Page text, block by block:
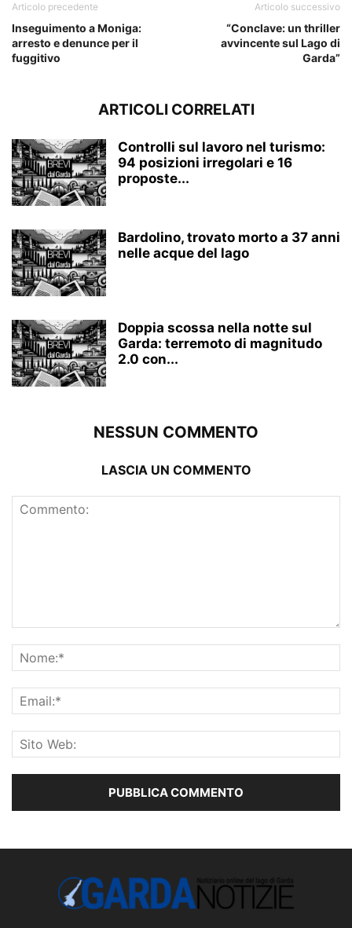
Articolo precedente
Inseguimento a Moniga:
arresto e denunce per il
fuggitivo
Articolo successivo
“Conclave: un thriller
avvincente sul Lago di
Garda”
ARTICOLI CORRELATI
Controlli sul lavoro nel turismo:
94 posizioni irregolari e 16
proposte...
Bardolino, trovato morto a 37 anni
nelle acque del lago
Doppia scossa nella notte sul
Garda: terremoto di magnitudo
2.0 con...
NESSUN COMMENTO
LASCIA UN COMMENTO